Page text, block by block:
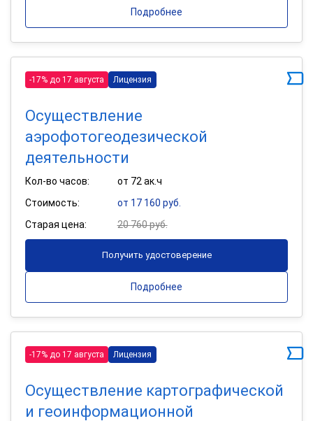
Подробнее
-17% до 17 августа Лицензия
Осуществление
аэрофотогеодезической
деятельности
Кол-во часов:
от 72 ак.ч
Стоимость:
от 17 160 руб.
Старая цена:
20 760 руб.
Получить удостоверение
Подробнее
-17% до 17 августа Лицензия
Осуществление картографической
и геоинформационной